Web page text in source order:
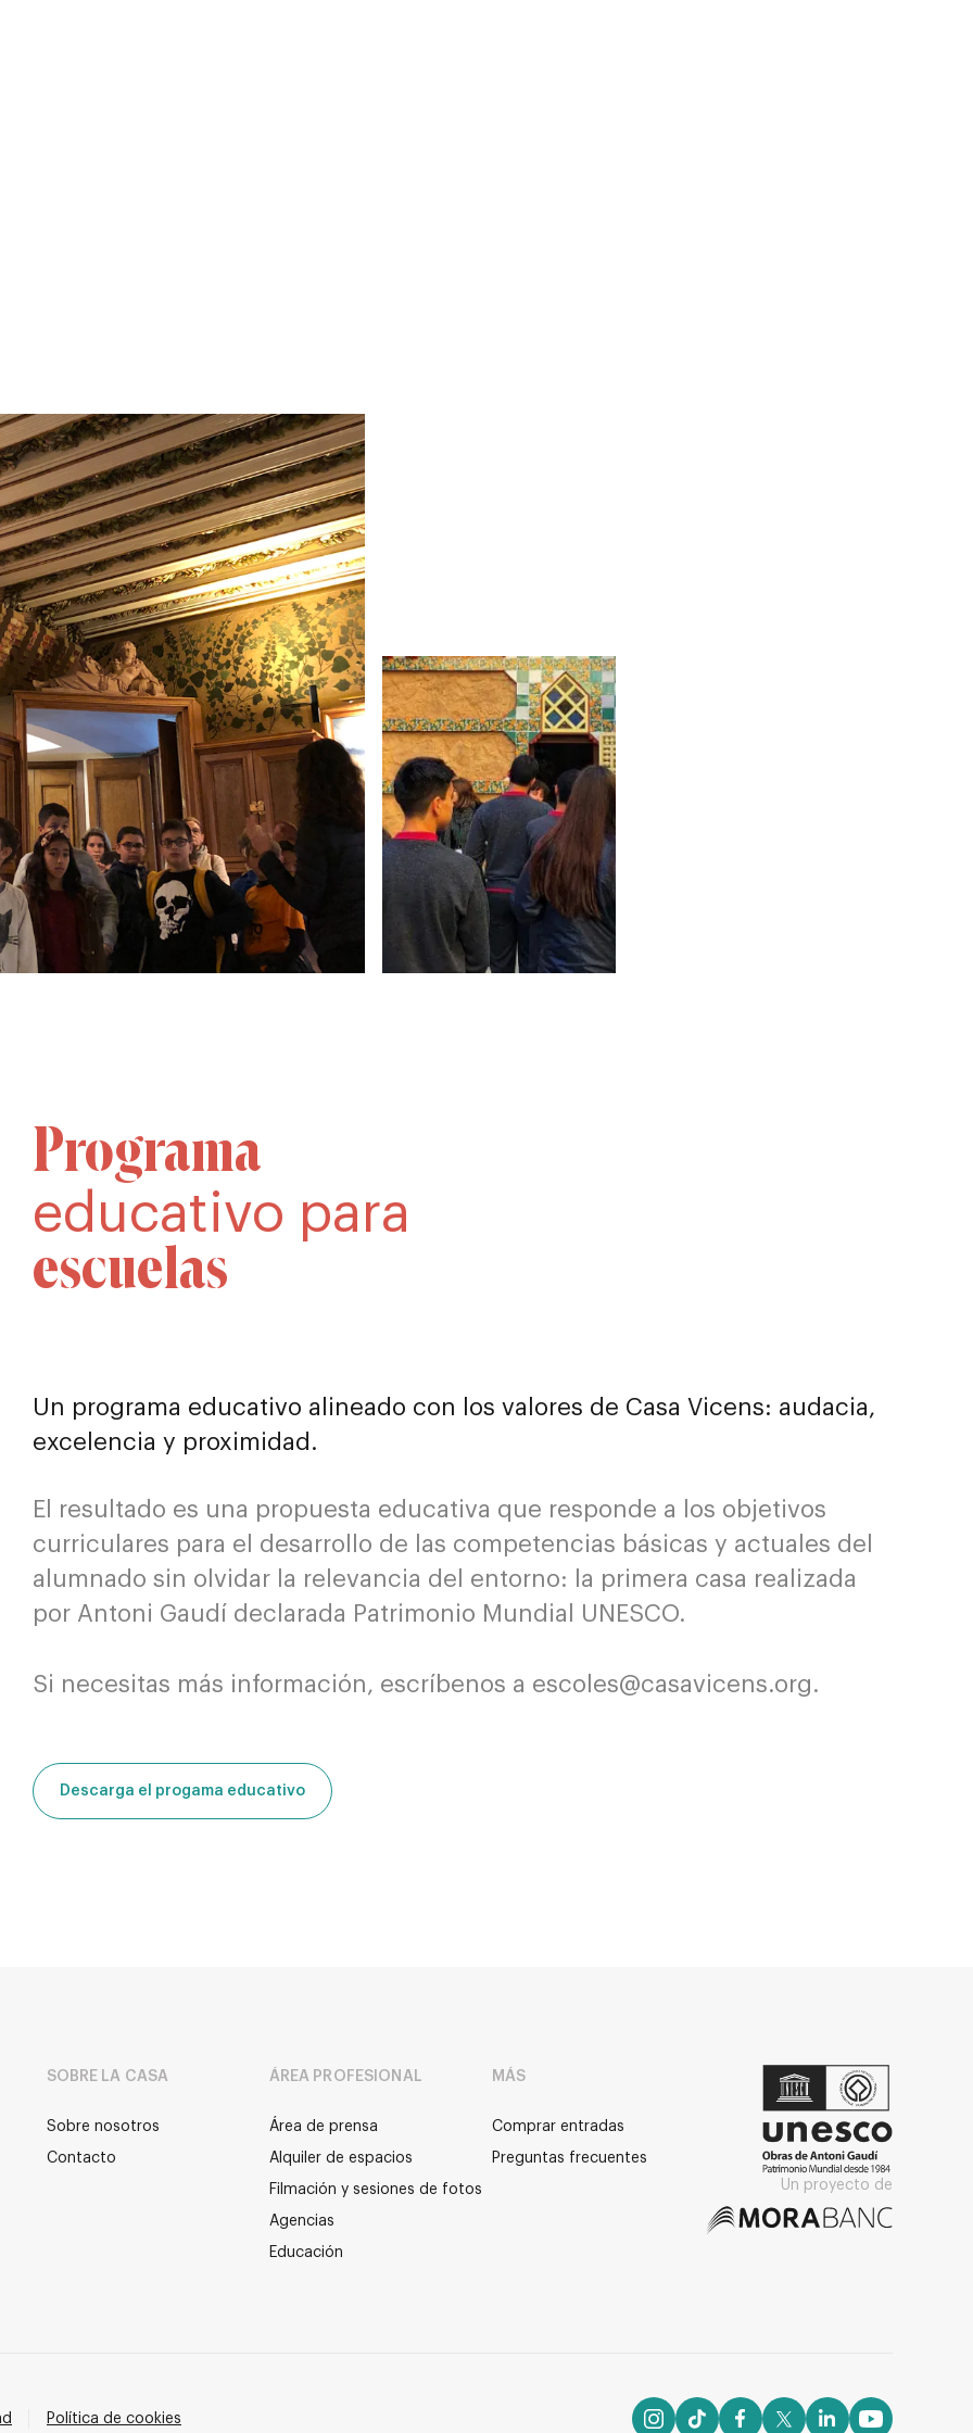
Programa
educativo para
escuelas
Un programa educativo alineado con los valores de Casa Vicens: audacia,
excelencia y proximidad.
El resultado es una propuesta educativa que responde a los objetivos
curriculares para el desarrollo de las competencias básicas y actuales del
alumnado sin olvidar la relevancia del entorno: la primera casa realizada
por Antoni Gaudí declarada Patrimonio Mundial UNESCO.
Si necesitas más información, escríbenos a escoles@casavicens.org.
Descarga el progama educativo
SOBRE LA CASA
Sobre nosotros
Contacto
ÁREA PROFESIONAL
Área de prensa
Alquiler de espacios
Filmación y sesiones de fotos
Agencias
Educación
MÁS
Comprar entradas
Preguntas frecuentes
Un proyecto de
Política de cookies